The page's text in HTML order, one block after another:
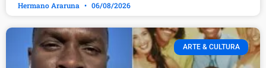
Hermano Araruna 06/08/2026
ARTE & CULTURA